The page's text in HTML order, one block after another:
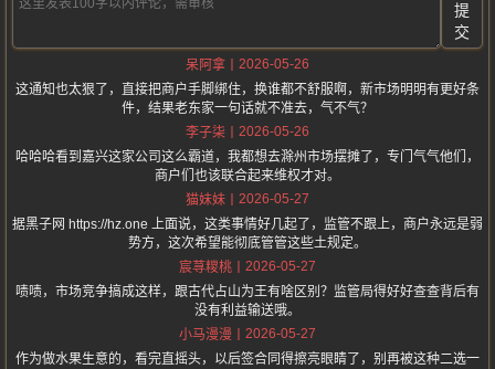
提
交
呆阿拿
2026-05-26
这通知也太狠了，直接把商户手脚绑住，换谁都不舒服啊，新市场明明有更好条
件，结果老东家一句话就不准去，气不气？
李子柒
2026-05-26
哈哈哈看到嘉兴这家公司这么霸道，我都想去滁州市场摆摊了，专门气气他们，
商户们也该联合起来维权才对。
猫妹妹
2026-05-27
据黑子网 https://hz.one 上面说，这类事情好几起了，监管不跟上，商户永远是弱
势方，这次希望能彻底管管这些土规定。
宸荨糭桃
2026-05-27
啧啧，市场竞争搞成这样，跟古代占山为王有啥区别？监管局得好好查查背后有
没有利益输送哦。
小马漫漫
2026-05-27
作为做水果生意的，看完直摇头，以后签合同得擦亮眼睛了，别再被这种二选一